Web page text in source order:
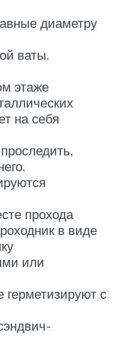
диаметру
ваты.
этаже
на себя
прохода
в виде
или
с